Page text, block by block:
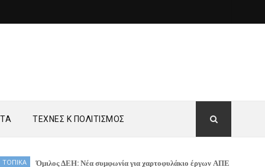
ΤΕΧΝΕΣ Κ ΠΟΛΙΤΙΣΜΟΣ
ΔΕΗ: Νέα συμφωνία για χαρτοφυλάκιο έργων ΑΠΕ άνω των 2 GW σε